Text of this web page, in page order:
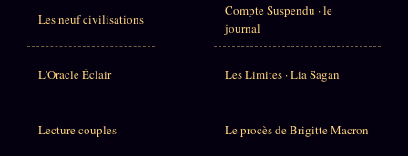
Les neuf civilisations
L'Oracle Éclair
Lecture couples
Compte Suspendu · le
journal
Les Limites · Lia Sagan
Le procès de Brigitte Macron